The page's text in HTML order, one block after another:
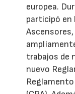
europea.
participó en
trabajos de
nuevo